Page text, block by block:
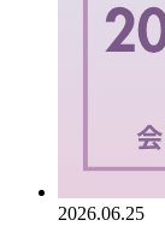
2026.06.25